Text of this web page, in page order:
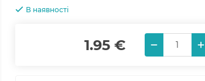
В наявності
1.95 €